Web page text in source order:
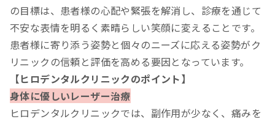
の目標は、患者様の心配や緊張を解消し、診療を通じて
不安な表情を明るく素晴らしい笑顔に変えることです。
患者様に寄り添う姿勢と個々のニーズに応える姿勢がク
リニックの信頼と評価を高める要因となっています。
【ヒロデンタルクリニックのポイント】
身体に優しいレーザー治療
ヒロデンタルクリニックでは、副作用が少なく、痛みを